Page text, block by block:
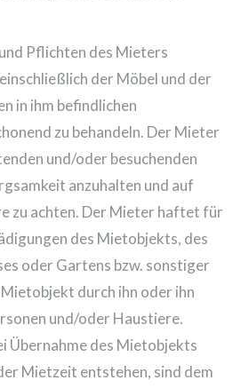
Pflichten des Mieters
der Möbel und der
in ihm befindlichen
zu behandeln. Der Mieter
und/oder besuchenden
anzuhalten und auf
zu achten. Der Mieter haftet für
des Mietobjekts, des
oder Gartens bzw. sonstiger
durch ihn oder ihn
und/oder Haustiere.
Übernahme des Mietobjekts
Mietzeit entstehen, sind dem